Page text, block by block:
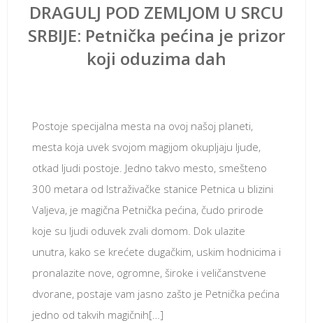
DRAGULJ POD ZEMLJOM U SRCU
SRBIJE: Petnička pećina je prizor
koji oduzima dah
Postoje specijalna mesta na ovoj našoj planeti,
mesta koja uvek svojom magijom okupljaju ljude,
otkad ljudi postoje. Jedno takvo mesto, smešteno
300 metara od Istraživačke stanice Petnica u blizini
Valjeva, je magična Petnička pećina, čudo prirode
koje su ljudi oduvek zvali domom. Dok ulazite
unutra, kako se krećete dugačkim, uskim hodnicima i
pronalazite nove, ogromne, široke i veličanstvene
dvorane, postaje vam jasno zašto je Petnička pećina
jedno od takvih magičnih[…]